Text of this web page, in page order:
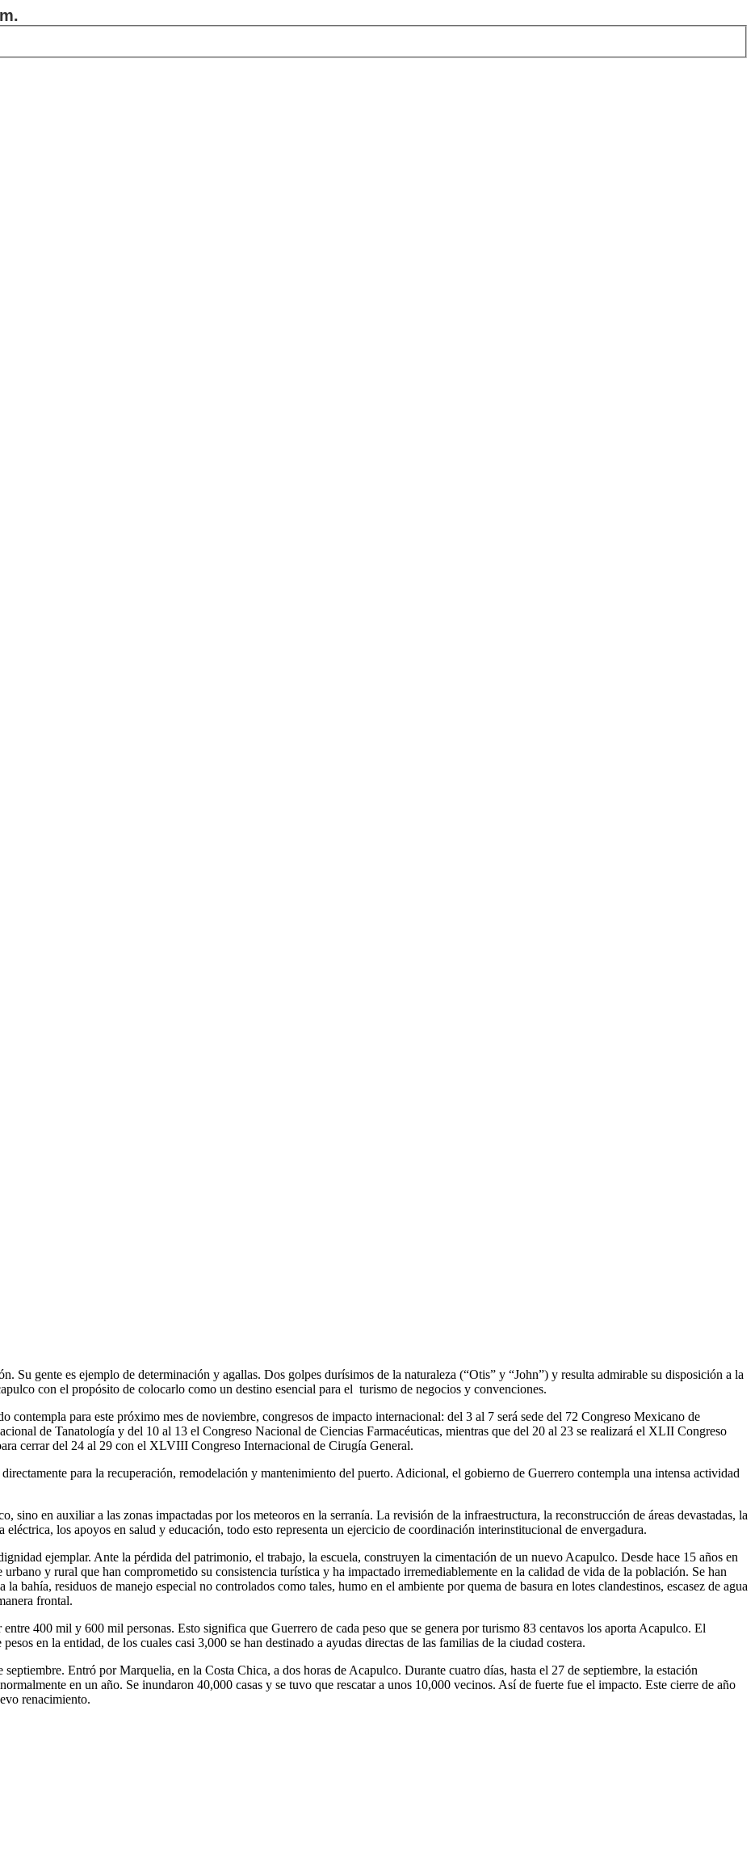
Su gente es ejemplo de determinación y agallas. Dos golpes durísimos de la naturaleza (“Otis” y “John”) y resulta admirable su disposición a la
con el propósito de colocarlo como un destino esencial para el turismo de negocios y convenciones.
contempla para este próximo mes de noviembre, congresos de impacto internacional: del 3 al 7 será sede del 72 Congreso Mexicano de
de Tanatología y del 10 al 13 el Congreso Nacional de Ciencias Farmacéuticas, mientras que del 20 al 23 se realizará el XLII Congreso
cerrar del 24 al 29 con el XLVIII Congreso Internacional de Cirugía General.
para la recuperación, remodelación y mantenimiento del puerto. Adicional, el gobierno de Guerrero contempla una intensa actividad
sino en auxiliar a las zonas impactadas por los meteoros en la serranía. La revisión de la infraestructura, la reconstrucción de áreas devastadas, la
los apoyos en salud y educación, todo esto representa un ejercicio de coordinación interinstitucional de envergadura.
ejemplar. Ante la pérdida del patrimonio, el trabajo, la escuela, construyen la cimentación de un nuevo Acapulco. Desde hace 15 años en
y rural que han comprometido su consistencia turística y ha impactado irremediablemente en la calidad de vida de la población. Se han
bahía, residuos de manejo especial no controlados como tales, humo en el ambiente por quema de basura en lotes clandestinos, escasez de agua
frontal.
400 mil y 600 mil personas. Esto significa que Guerrero de cada peso que se genera por turismo 83 centavos los aporta Acapulco. El
en la entidad, de los cuales casi 3,000 se han destinado a ayudas directas de las familias de la ciudad costera.
Entró por Marquelia, en la Costa Chica, a dos horas de Acapulco. Durante cuatro días, hasta el 27 de septiembre, la estación
en un año. Se inundaron 40,000 casas y se tuvo que rescatar a unos 10,000 vecinos. Así de fuerte fue el impacto. Este cierre de año
renacimiento.